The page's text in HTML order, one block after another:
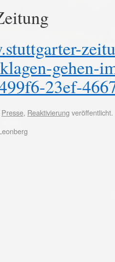
gehen-
23ef-
Presse, Reaktivierung